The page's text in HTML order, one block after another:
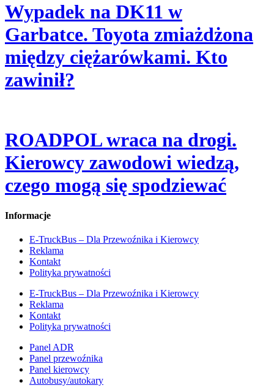
Wypadek na DK11 w
Garbatce. Toyota zmiażdżona
między ciężarówkami. Kto
zawinił?
ROADPOL wraca na drogi.
Kierowcy zawodowi wiedzą,
czego mogą się spodziewać
Informacje
E-TruckBus – Dla Przewoźnika i Kierowcy
Reklama
Kontakt
Polityka prywatności
E-TruckBus – Dla Przewoźnika i Kierowcy
Reklama
Kontakt
Polityka prywatności
Panel ADR
Panel przewoźnika
Panel kierowcy
Autobusy/autokary